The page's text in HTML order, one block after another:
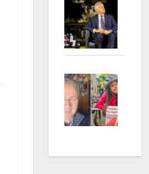
euro
apre